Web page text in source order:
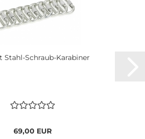
Stahl-Schraub-Karabiner
69,00 EUR